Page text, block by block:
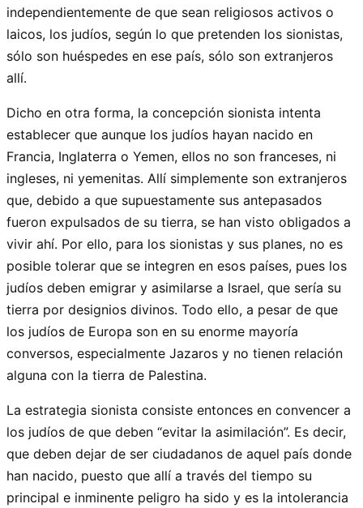
independientemente de que sean religiosos activos o
laicos, los judíos, según lo que pretenden los sionistas,
sólo son huéspedes en ese país, sólo son extranjeros
allí.
Dicho en otra forma, la concepción sionista intenta
establecer que aunque los judíos hayan nacido en
Francia, Inglaterra o Yemen, ellos no son franceses, ni
ingleses, ni yemenitas. Allí simplemente son extranjeros
que, debido a que supuestamente sus antepasados
fueron expulsados de su tierra, se han visto obligados a
vivir ahí. Por ello, para los sionistas y sus planes, no es
posible tolerar que se integren en esos países, pues los
judíos deben emigrar y asimilarse a Israel, que sería su
tierra por designios divinos. Todo ello, a pesar de que
los judíos de Europa son en su enorme mayoría
conversos, especialmente Jazaros y no tienen relación
alguna con la tierra de Palestina.
La estrategia sionista consiste entonces en convencer a
los judíos de que deben “evitar la asimilación”. Es decir,
que deben dejar de ser ciudadanos de aquel país donde
han nacido, puesto que allí a través del tiempo su
principal e inminente peligro ha sido y es la intolerancia